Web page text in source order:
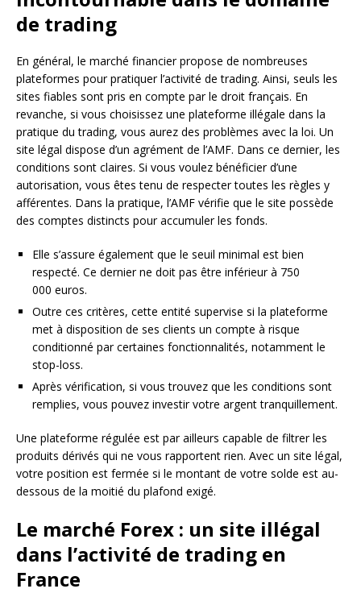
de trading
En général, le marché financier propose de nombreuses
plateformes pour pratiquer l’activité de trading. Ainsi, seuls les
sites fiables sont pris en compte par le droit français. En
revanche, si vous choisissez une plateforme illégale dans la
pratique du trading, vous aurez des problèmes avec la loi. Un
site légal dispose d’un agrément de l’AMF. Dans ce dernier, les
conditions sont claires. Si vous voulez bénéficier d’une
autorisation, vous êtes tenu de respecter toutes les règles y
afférentes. Dans la pratique, l’AMF vérifie que le site possède
des comptes distincts pour accumuler les fonds.
Elle s’assure également que le seuil minimal est bien
respecté. Ce dernier ne doit pas être inférieur à 750
000 euros.
Outre ces critères, cette entité supervise si la plateforme
met à disposition de ses clients un compte à risque
conditionné par certaines fonctionnalités, notamment le
stop-loss.
Après vérification, si vous trouvez que les conditions sont
remplies, vous pouvez investir votre argent tranquillement.
Une plateforme régulée est par ailleurs capable de filtrer les
produits dérivés qui ne vous rapportent rien. Avec un site légal,
votre position est fermée si le montant de votre solde est au-
dessous de la moitié du plafond exigé.
Le marché Forex : un site illégal
dans l’activité de trading en
France